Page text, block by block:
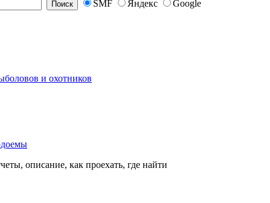
SMF Яндекс
Google
и охотников
описание, как проехать, где найти